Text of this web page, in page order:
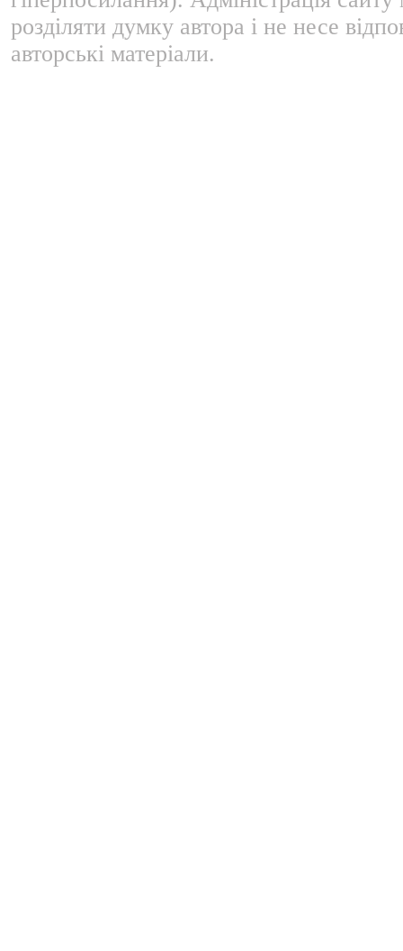
розділяти думку автора і не несе
авторські матеріали.